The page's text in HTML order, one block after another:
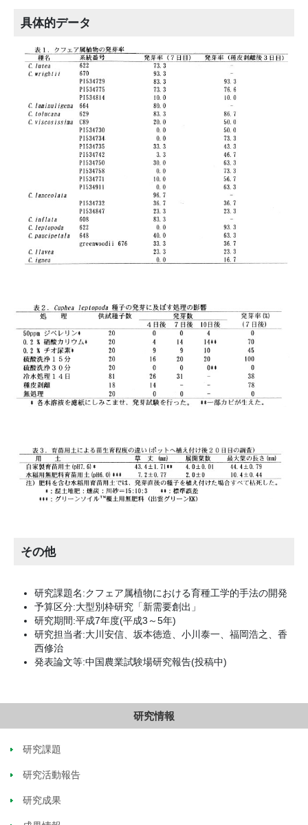
具体的データ
その他
研究課題名:クフェア属植物における育種工学的手法の開発
予算区分:大型別枠研究「新需要創出」
研究期間:平成7年度(平成3～5年)
研究担当者:大川安信、坂本徳造、小川泰一、福岡浩之、香
西修治
発表論文等:中国農業試験場研究報告(投稿中)
研究情報
研究課題
研究活動報告
研究成果